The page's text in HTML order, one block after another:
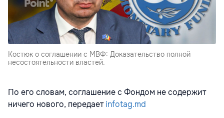
Костюк о соглашении с МВФ: Доказательство полной
несостоятельности властей.
По его словам, соглашение с Фондом не содержит
ничего нового, передаетinfotag.md